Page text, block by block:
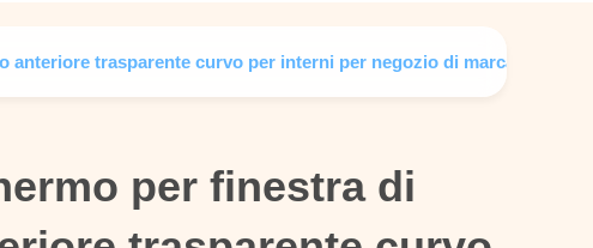
anteriore trasparente curvo per interni per negozio di marca
per finestra di
per finestra di